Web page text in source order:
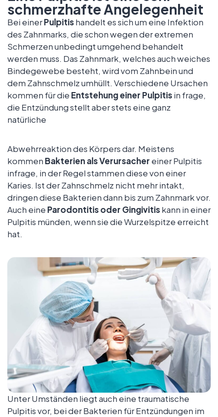
schmerzhafte Angelegenheit
Bei einerPulpitishandelt es sich um eine Infektion
des Zahnmarks, die schon wegen der extremen
Schmerzen unbedingt umgehend behandelt
werden muss. Das Zahnmark, welches auch weiches
Bindegewebe besteht, wird vom Zahnbein und
dem Zahnschmelz umhüllt. Verschiedene Ursachen
kommen für die Entstehung einer Pulpitisin frage,
die Entzündung stellt aber stets eine ganz
natürliche
Abwehrreaktion des Körpers dar. Meistens
kommen Bakterien als Verursacher einer Pulpitis
infrage, in der Regel stammen diese von einer
Karies. Ist der Zahnschmelz nicht mehr intakt,
dringen diese Bakterien dann bis zum Zahnmark vor.
Auch eine Parodontitis oder Gingivitiskann in einer
Pulpitis münden, wenn sie die Wurzelspitze erreicht
hat.
Unter Umständen liegt auch eine traumatische
Pulpitis vor, bei der Bakterien für Entzündungen im